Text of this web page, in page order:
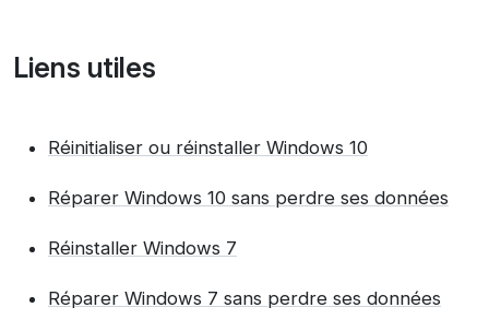
Liens utiles
Réinitialiser ou réinstaller Windows 10
Réparer Windows 10 sans perdre ses données
Réinstaller Windows 7
Réparer Windows 7 sans perdre ses données